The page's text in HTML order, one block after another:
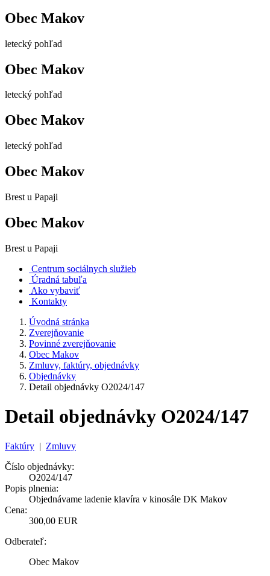
Obec Makov
letecký pohľad
Obec Makov
letecký pohľad
Obec Makov
letecký pohľad
Obec Makov
Brest u Papaji
Obec Makov
Brest u Papaji
Centrum sociálnych služieb
Úradná tabuľa
Ako vybaviť
Kontakty
Úvodná stránka
Zverejňovanie
Povinné zverejňovanie
Obec Makov
Zmluvy, faktúry, objednávky
Objednávky
Detail objednávky O2024/147
Detail objednávky O2024/147
Faktúry | Zmluvy
Číslo objednávky:
O2024/147
Popis plnenia:
Objednávame ladenie klavíra v kinosále DK Makov
Cena:
300,00 EUR
Odberateľ:
Obec Makov